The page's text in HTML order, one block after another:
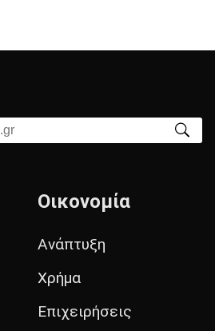
Οικονομία
Ανάπτυξη
Χρήμα
Επιχειρήσεις